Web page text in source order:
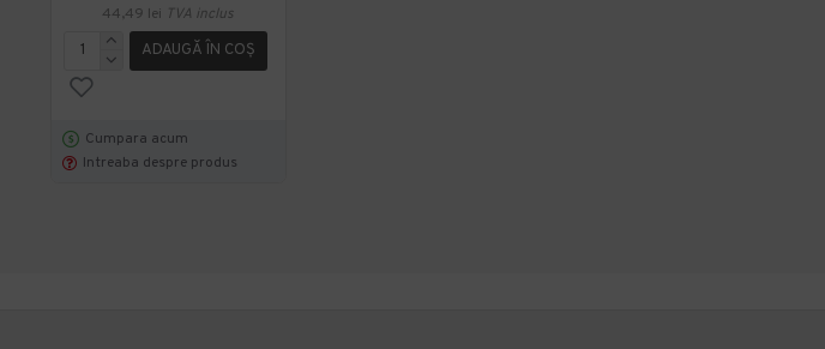
44,49 lei TVA inclus
ADAUGĂ ÎN COŞ
Cumpara acum
Intreaba despre produs